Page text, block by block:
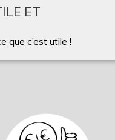
ET
que c’est utile !